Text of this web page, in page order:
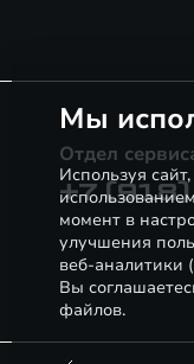
Отдел
+7
Мы
Используя
момент в
улучшения
веб-аналитики
Вы
файлов.